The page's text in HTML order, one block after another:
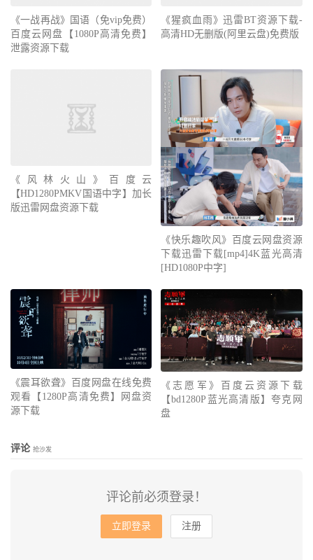
《一战再战》国语（免vip免费）
百度云网盘【1080P高清免费】
泄露资源下载
《猩疯血雨》迅雷BT资源下载-
高清HD无删版(阿里云盘)免费版
《风林火山》百度云
【HD1280PMKV国语中字】加长
版迅雷网盘资源下载
《快乐趣吹风》百度云网盘资源
下载迅雷下载[mp4]4K蓝光高清
[HD1080P中字]
《震耳欲聋》百度网盘在线免费
观看【1280P高清免费】网盘资
源下载
《志愿军》百度云资源下载
【bd1280P蓝光高清版】夸克网
盘
评论 抢沙发
评论前必须登录！
立即登录 注册